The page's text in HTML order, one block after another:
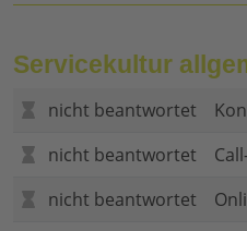
Servicekultur
nicht beantwortet
nicht beantwortet
nicht beantwortet